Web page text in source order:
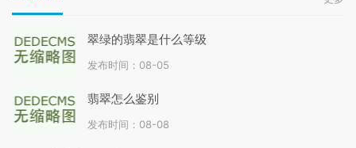
翠绿的翡翠是什么等级
发布时间：08-05
翡翠怎么鉴别
发布时间：08-08